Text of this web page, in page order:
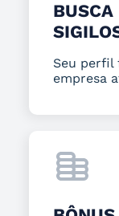
BUSCA
Seu perfil
empresa